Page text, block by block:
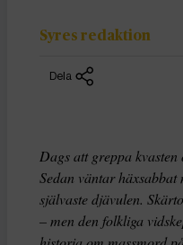
Syres redaktion
Dela
Dags att greppa
Sedan väntar
självaste djävulen.
– men den folkliga